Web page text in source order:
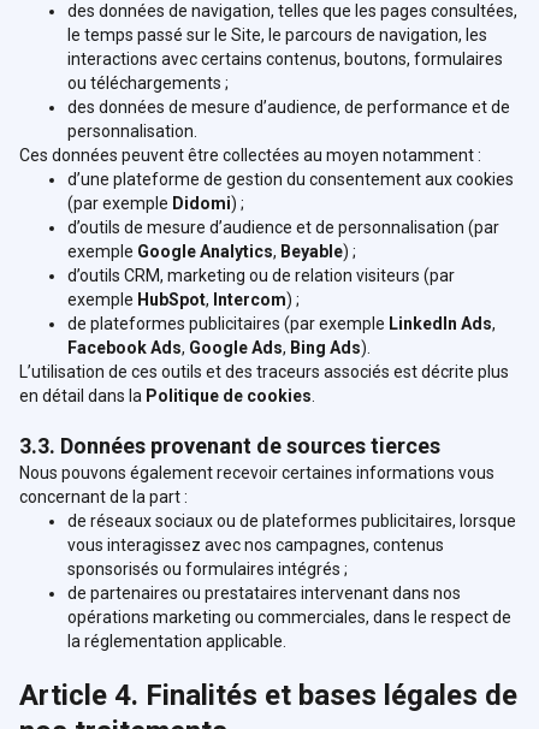
des données de navigation, telles que les pages consultées,
le temps passé sur le Site, le parcours de navigation, les
interactions avec certains contenus, boutons, formulaires
ou téléchargements ;
des données de mesure d’audience, de performance et de
personnalisation.
Ces données peuvent être collectées au moyen notamment :
d’une plateforme de gestion du consentement aux cookies
(par exemple Didomi) ;
d’outils de mesure d’audience et de personnalisation (par
exemple Google Analytics, Beyable) ;
d’outils CRM, marketing ou de relation visiteurs (par
exemple HubSpot, Intercom) ;
de plateformes publicitaires (par exemple LinkedIn Ads,
Facebook Ads, Google Ads, Bing Ads).
L’utilisation de ces outils et des traceurs associés est décrite plus
en détail dans la Politique de cookies
3.3. Données provenant de sources tierces
Nous pouvons également recevoir certaines informations vous
concernant de la part :
de réseaux sociaux ou de plateformes publicitaires, lorsque
vous interagissez avec nos campagnes, contenus
sponsorisés ou formulaires intégrés ;
de partenaires ou prestataires intervenant dans nos
opérations marketing ou commerciales, dans le respect de
la réglementation applicable.
Article 4. Finalités et bases légales de